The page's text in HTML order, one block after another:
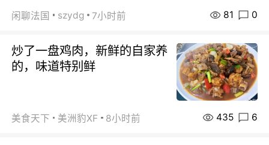
闲聊法国 szydg 7小时前 81 0
炒了一盘鸡肉，新鲜的自家养
的，味道特别鲜
美食天下 美洲豹XF 8小时前 435 6